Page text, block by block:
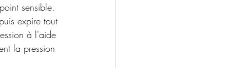
sensible.
expire tout
à l'aide
la pression